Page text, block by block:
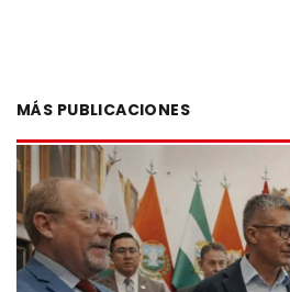
MÁS PUBLICACIONES